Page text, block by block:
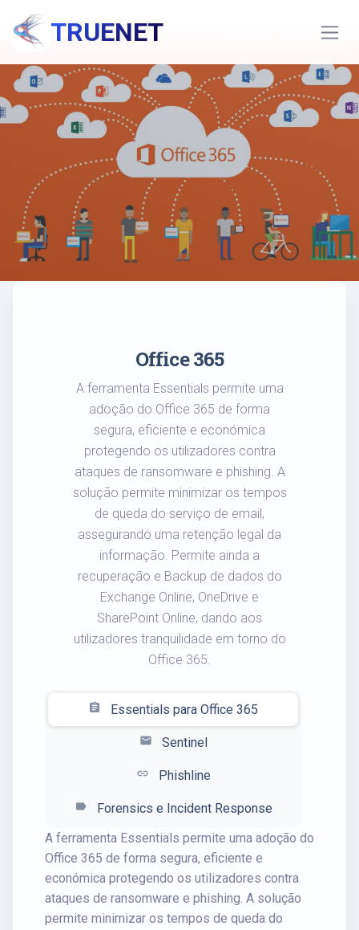
TRUENET
Office 365
A ferramenta Essentials permite uma
adoção do Office 365 de forma
segura, eficiente e económica
protegendo os utilizadores contra
ataques de ransomware e phishing. A
solução permite minimizar os tempos
de queda do serviço de email,
assegurando uma retenção legal da
informação. Permite ainda a
recuperação e Backup de dados do
Exchange Online, OneDrive e
SharePoint Online, dando aos
utilizadores tranquilidade em torno do
Office 365.
assignment Essentials para Office 365
mail Sentinel
link Phishline
label Forensics e Incident Response
-
A ferramenta Essentials permite uma adoção do
Office 365 de forma segura, eficiente e
económica protegendo os utilizadores contra
ataques de ransomware e phishing. A solução
permite minimizar os tempos de queda do